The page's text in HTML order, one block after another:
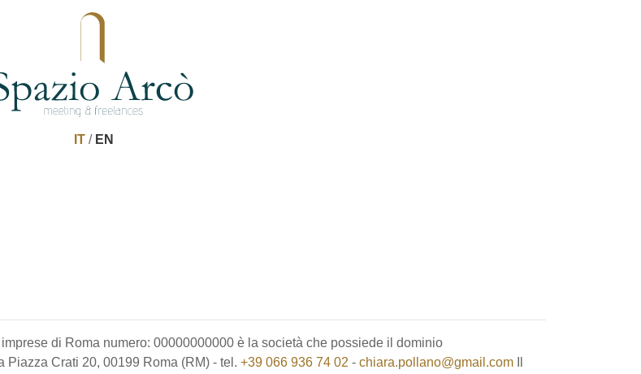
IT/ EN
di Roma numero: 00000000000 è la società che possiede il dominio
Piazza Crati 20, 00199 Roma (RM) - tel. +39 066 936 74 02 - chiara.pollano@gmail.com